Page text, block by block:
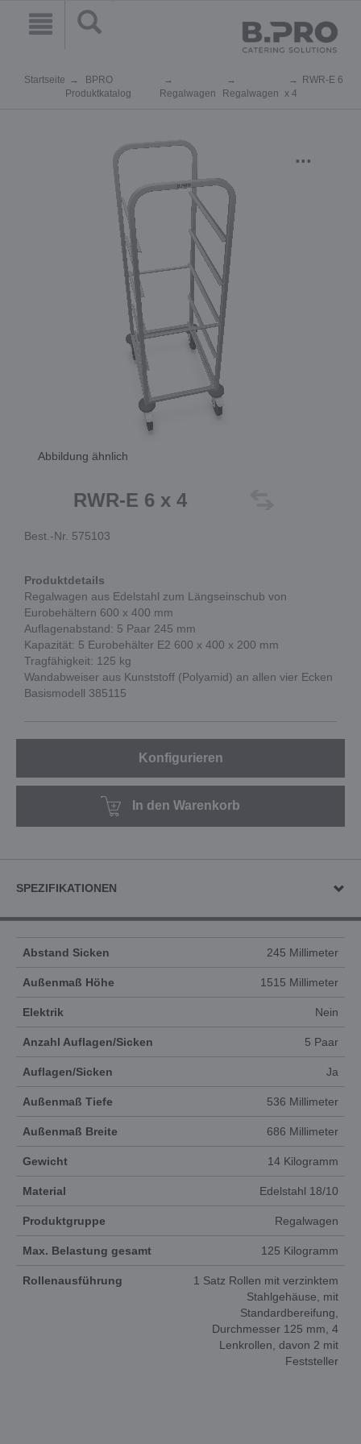
Startseite
BPRO
Produktkatalog
Regalwagen Regalwagen
RWR-E 6
x 4
...
Abbildung ähnlich
RWR-E 6 x 4
Best.-Nr. 575103
Produktdetails
Regalwagen aus Edelstahl zum Längseinschub von
Eurobehältern 600 x 400 mm
Auflagenabstand: 5 Paar 245 mm
Kapazität: 5 Eurobehälter E2 600 x 400 x 200 mm
Tragfähigkeit: 125 kg
Wandabweiser aus Kunststoff (Polyamid) an allen vier Ecken
Basismodell 385115
Konfigurieren
In den Warenkorb
SPEZIFIKATIONEN
Abstand Sicken 245 Millimeter
Außenmaß Höhe 1515 Millimeter
Elektrik Nein
Anzahl Auflagen/Sicken 5 Paar
Auflagen/Sicken Ja
Außenmaß Tiefe 536 Millimeter
Außenmaß Breite 686 Millimeter
Gewicht 14 Kilogramm
Material Edelstahl 18/10
Produktgruppe Regalwagen
Max. Belastung gesamt 125 Kilogramm
Rollenausführung
1 Satz Rollen mit verzinktem
Stahlgehäuse, mit
Standardbereifung,
Durchmesser 125 mm, 4
Lenkrollen, davon 2 mit
Feststeller